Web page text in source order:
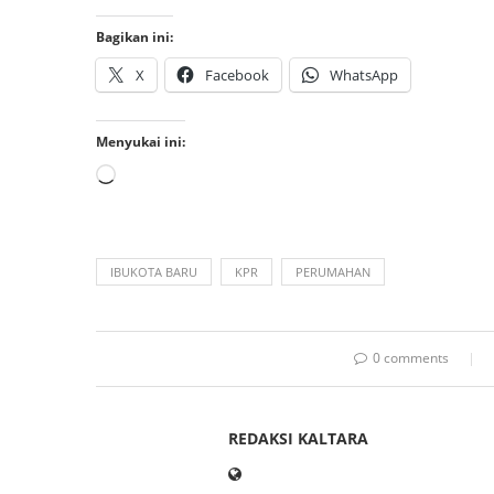
Bagikan ini:
X Facebook WhatsApp
Menyukai ini:
IBUKOTA BARU KPR PERUMAHAN
0 comments
REDAKSI KALTARA